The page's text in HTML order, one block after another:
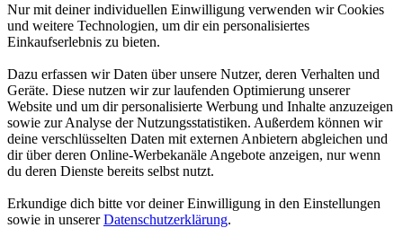
Nur mit deiner individuellen Einwilligung verwenden wir Cookies
und weitere Technologien, um dir ein personalisiertes
Einkaufserlebnis zu bieten.
Dazu erfassen wir Daten über unsere Nutzer, deren Verhalten und
Geräte. Diese nutzen wir zur laufenden Optimierung unserer
Website und um dir personalisierte Werbung und Inhalte anzuzeigen
sowie zur Analyse der Nutzungsstatistiken. Außerdem können wir
deine verschlüsselten Daten mit externen Anbietern abgleichen und
dir über deren Online-Werbekanäle Angebote anzeigen, nur wenn
du deren Dienste bereits selbst nutzt.
Erkundige dich bitte vor deiner Einwilligung in den Einstellungen
sowie in unsererDatenschutzerklärung.